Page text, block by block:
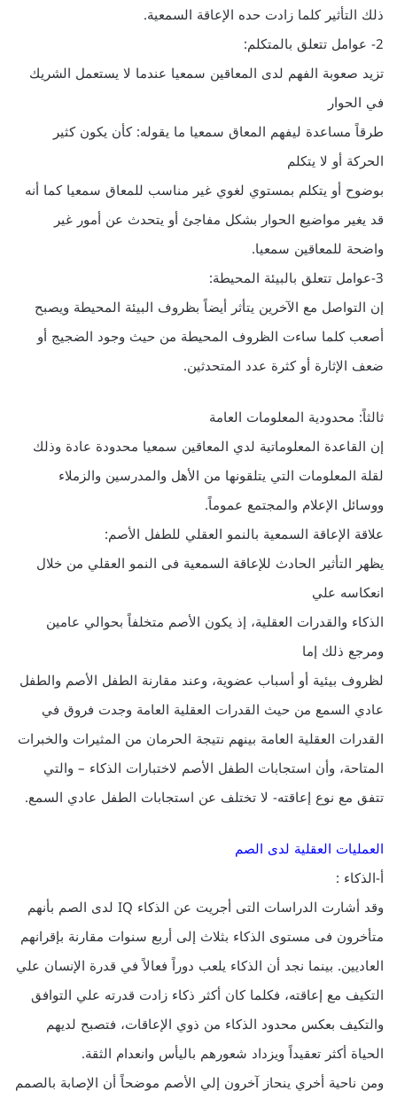
ذلك التأثير كلما زادت حده الإعاقة السمعية.
2- عوامل تتعلق بالمتكلم:
تزيد صعوبة الفهم لدى المعاقين سمعيا عندما لا يستعمل الشريك
في الحوار
طرقاً مساعدة ليفهم المعاق سمعيا ما يقوله: كأن يكون كثير
الحركة أو لا يتكلم
بوضوح أو يتكلم بمستوي لغوي غير مناسب للمعاق سمعيا كما أنه
قد يغير مواضيع الحوار بشكل مفاجئ أو يتحدث عن أمور غير
واضحة للمعاقين سمعيا.
3-عوامل تتعلق بالبيئة المحيطة:
إن التواصل مع الآخرين يتأثر أيضاً بظروف البيئة المحيطة ويصبح
أصعب كلما ساءت الظروف المحيطة من حيث وجود الضجيج أو
ضعف الإثارة أو كثرة عدد المتحدثين.
ثالثاً: محدودية المعلومات العامة
إن القاعدة المعلوماتية لدي المعاقين سمعيا محدودة عادة وذلك
لقلة المعلومات التي يتلقونها من الأهل والمدرسين والزملاء
ووسائل الإعلام والمجتمع عموماً.
علاقة الإعاقة السمعية بالنمو العقلي للطفل الأصم:
يظهر التأثير الحادث للإعاقة السمعية فى النمو العقلي من خلال
انعكاسه علي
الذكاء والقدرات العقلية، إذ يكون الأصم متخلفاً بحوالي عامين
ومرجع ذلك إما
لظروف بيئية أو أسباب عضوية، وعند مقارنة الطفل الأصم والطفل
عادي السمع من حيث القدرات العقلية العامة وجدت فروق في
القدرات العقلية العامة بينهم نتيجة الحرمان من المثيرات والخبرات
المتاحة، وأن استجابات الطفل الأصم لاختبارات الذكاء – والتي
تتفق مع نوع إعاقته- لا تختلف عن استجابات الطفل عادي السمع.
العمليات العقلية لدى الصم
أ-الذكاء :
وقد أشارت الدراسات التى أجريت عن الذكاء IQ لدى الصم بأنهم
متأخرون فى مستوى الذكاء بثلاث إلى أربع سنوات مقارنة بإقرانهم
العاديين. بينما نجد أن الذكاء يلعب دوراً فعالاً في قدرة الإنسان علي
التكيف مع إعاقته، فكلما كان أكثر ذكاء زادت قدرته علي التوافق
والتكيف بعكس محدود الذكاء من ذوي الإعاقات، فتصبح لديهم
الحياة أكثر تعقيداً ويزداد شعورهم باليأس وانعدام الثقة.
ومن ناحية أخري ينحاز آخرون إلي الأصم موضحاً أن الإصابة بالصمم